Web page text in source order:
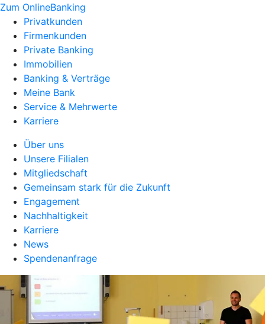
Zum OnlineBanking
Privatkunden
Firmenkunden
Private Banking
Immobilien
Banking & Verträge
Meine Bank
Service & Mehrwerte
Karriere
Über uns
Unsere Filialen
Mitgliedschaft
Gemeinsam stark für die Zukunft
Engagement
Nachhaltigkeit
Karriere
News
Spendenanfrage